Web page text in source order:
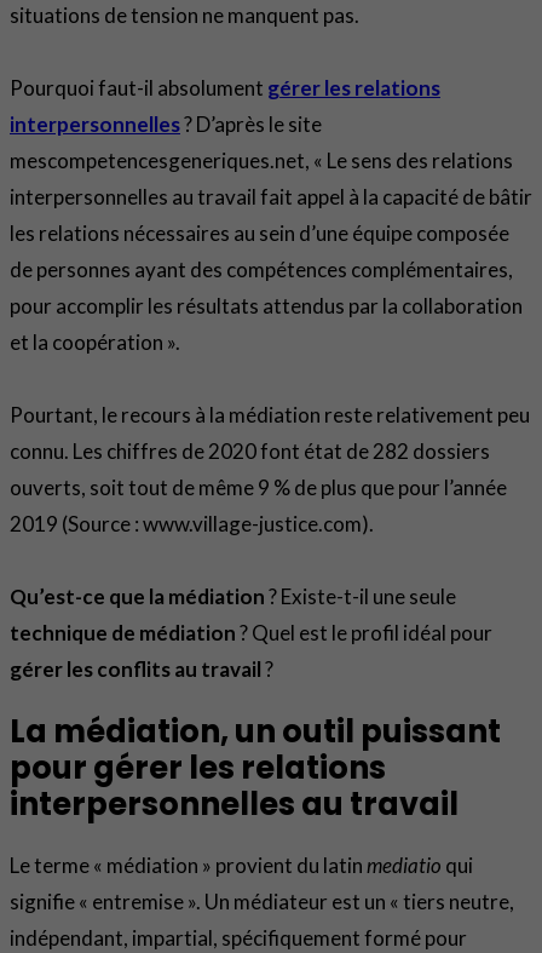
situations de tension ne manquent pas.
Pourquoi faut-il absolument gérer les relations
interpersonnelles? D’après le site
mescompetencesgeneriques.net, « Le sens des relations
interpersonnelles au travail fait appel à la capacité de bâtir
les relations nécessaires au sein d’une équipe composée
de personnes ayant des compétences complémentaires,
pour accomplir les résultats attendus par la collaboration
et la coopération ».
Pourtant, le recours à la médiation reste relativement peu
connu. Les chiffres de 2020 font état de 282 dossiers
ouverts, soit tout de même 9 % de plus que pour l’année
2019 (Source : www.village-justice.com).
Qu’est-ce que la médiation? Existe-t-il une seule
technique de médiation? Quel est le profil idéal pour
gérer les conflits au travail?
La médiation, un outil puissant
pour gérer les relations
interpersonnelles au travail
Le terme « médiation » provient du latin mediatio qui
signifie « entremise ». Un médiateur est un « tiers neutre,
indépendant, impartial, spécifiquement formé pour